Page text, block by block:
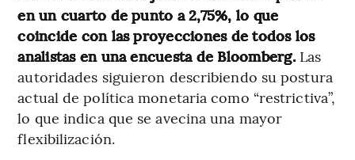
en un cuarto de punto a 2,75%, lo que
coincide con las proyecciones de todos los
analistas en una encuesta de Bloomberg.Las
autoridades siguieron describiendo su postura
actual de política monetaria como “restrictiva”,
lo que indica que se avecina una mayor
flexibilización.